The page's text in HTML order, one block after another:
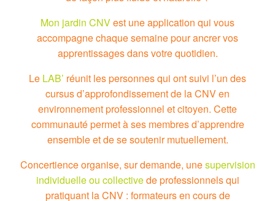
Mon jardin CNVest une application qui vous
accompagne chaque semaine pour ancrer vos
apprentissages dans votre quotidien.
Le LAB’ réunit les personnes qui ont suivi l’un des
cursus d’approfondissement de la CNV en
environnement professionnel et citoyen. Cette
communauté permet à ses membres d’apprendre
ensemble et de se soutenir mutuellement.
Concertience organise, sur demande, unesupervision
individuelle ou collectivede professionnels qui
pratiquant la CNV : formateurs en cours de